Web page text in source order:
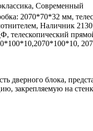
Современный
2070*70*32 мм,
Наличник
телескопический
дверного блока,
закрепляемую на